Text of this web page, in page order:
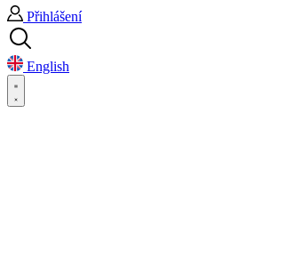
Přihlášení
English